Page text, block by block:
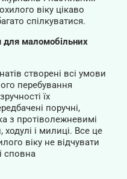
віку цікаво
спілкуватися.
маломобільних
створені всі умови
перебування
їх
поручні,
з протіволежневимі
ходулі і милиці. Все це
віку не відчувати
сповна